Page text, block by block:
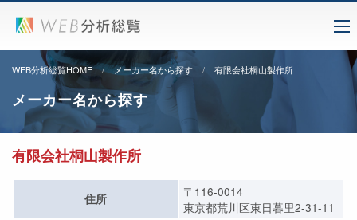
WEB分析総覧HOME メーカー名から探す 有限会社桐山製作所
メーカー名から探す
有限会社桐山製作所
住所
〒116-0014
東京都荒川区東日暮里2-31-11